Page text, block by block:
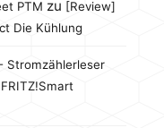
PTM zu [Review]
Die Kühlung
Stromzählerleser